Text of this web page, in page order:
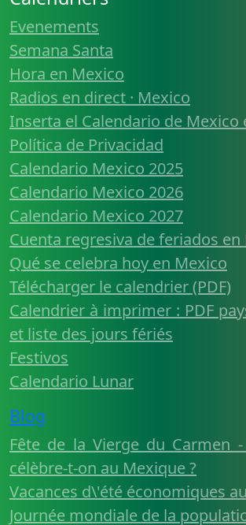
Evenements
Semana Santa
Hora en Mexico
Radios en direct · Mexico
Inserta el Calendario de Mexico
Política de Privacidad
Calendario Mexico 2025
Calendario Mexico 2026
Calendario Mexico 2027
Cuenta regresiva de feriados en
Qué se celebra hoy en Mexico
Télécharger le calendrier (PDF)
Calendrier à imprimer : PDF
et liste des jours fériés
Festivos
Calendario Lunar
Blog
Fête de la Vierge du Carmen
célèbre-t-on au Mexique ?
Vacances d\'été économiques
Journée mondiale de la